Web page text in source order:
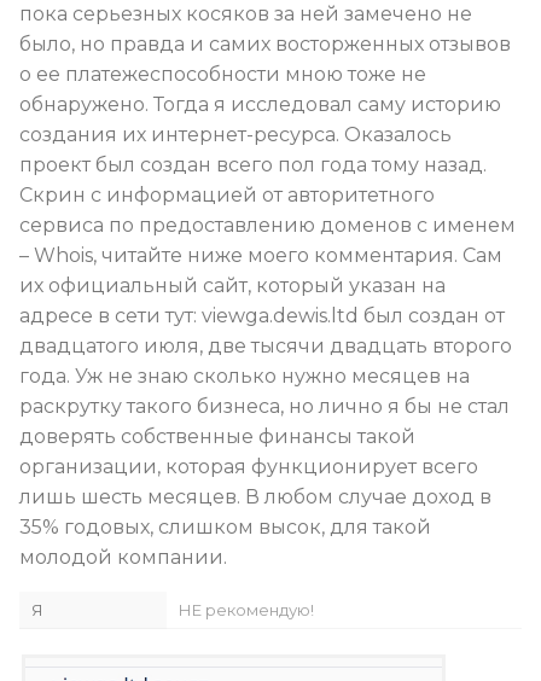
пока серьезных косяков за ней замечено не
было, но правда и самих восторженных отзывов
о ее платежеспособности мною тоже не
обнаружено. Тогда я исследовал саму историю
создания их интернет-ресурса. Оказалось
проект был создан всего пол года тому назад.
Скрин с информацией от авторитетного
сервиса по предоставлению доменов с именем
– Whois, читайте ниже моего комментария. Сам
их официальный сайт, который указан на
адресе в сети тут: viewga.dewis.ltd был создан от
двадцатого июля, две тысячи двадцать второго
года. Уж не знаю сколько нужно месяцев на
раскрутку такого бизнеса, но лично я бы не стал
доверять собственные финансы такой
организации, которая функционирует всего
лишь шесть месяцев. В любом случае доход в
35% годовых, слишком высок, для такой
молодой компании.
Я НЕ рекомендую!